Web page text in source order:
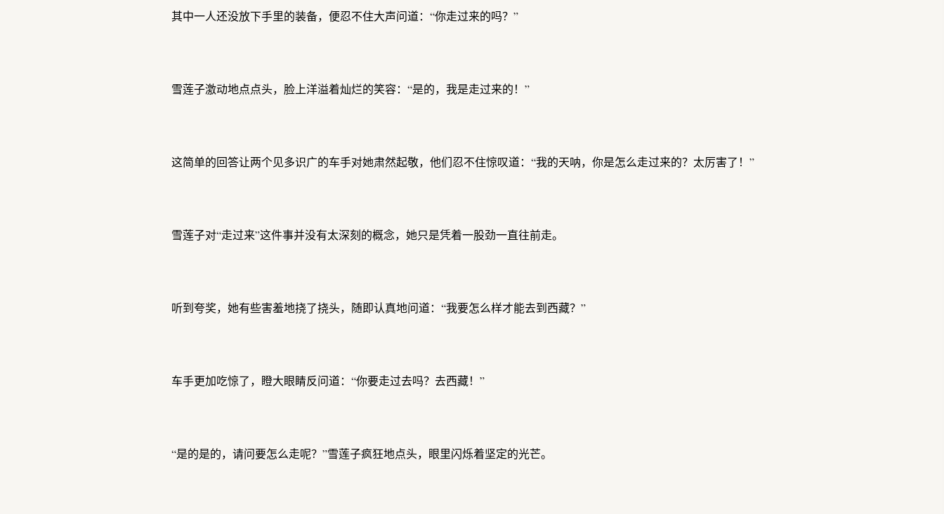
其中一人还没放下手里的装备，便忍不住大声问道：“你走过来的吗？”
雪莲子激动地点点头，脸上洋溢着灿烂的笑容：“是的，我是走过来的！”
这简单的回答让两个见多识广的车手对她肃然起敬，他们忍不住惊叹道：“我的天呐，你是怎么走过来的？太厉害了！”
雪莲子对“走过来”这件事并没有太深刻的概念，她只是凭着一股劲一直往前走。
听到夸奖，她有些害羞地挠了挠头，随即认真地问道：“我要怎么样才能去到西藏？”
车手更加吃惊了，瞪大眼睛反问道：“你要走过去吗？去西藏！”
“是的是的，请问要怎么走呢？”雪莲子疯狂地点头，眼里闪烁着坚定的光芒。